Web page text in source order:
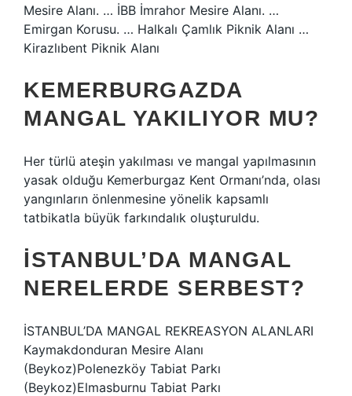
Mesire Alanı. … İBB İmrahor Mesire Alanı. …
Emirgan Korusu. … Halkalı Çamlık Piknik Alanı …
Kirazlıbent Piknik Alanı
KEMERBURGAZDA
MANGAL YAKILIYOR MU?
Her türlü ateşin yakılması ve mangal yapılmasının
yasak olduğu Kemerburgaz Kent Ormanı’nda, olası
yangınların önlenmesine yönelik kapsamlı
tatbikatla büyük farkındalık oluşturuldu.
İSTANBUL’DA MANGAL
NERELERDE SERBEST?
İSTANBUL’DA MANGAL REKREASYON ALANLARI
Kaymakdonduran Mesire Alanı
(Beykoz)Polenezköy Tabiat Parkı
(Beykoz)Elmasburnu Tabiat Parkı